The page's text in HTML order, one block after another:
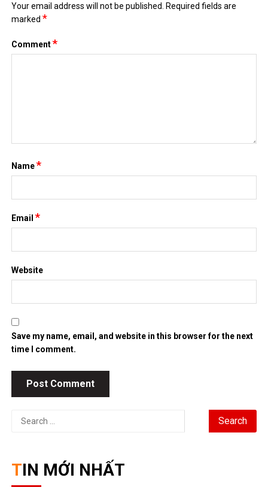
Your email address will not be published.
Required fields are
marked*
Comment*
Name*
Email*
Website
Save my name, email, and website in this browser for the next
time I comment.
Search
TIN MỚI NHẤT